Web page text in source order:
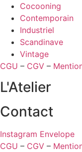
Cocooning
Contemporain
Industriel
Scandinave
Vintage
CGU – CGV –
L'Atelier
Contact
Instagram Envelope
CGU – CGV –